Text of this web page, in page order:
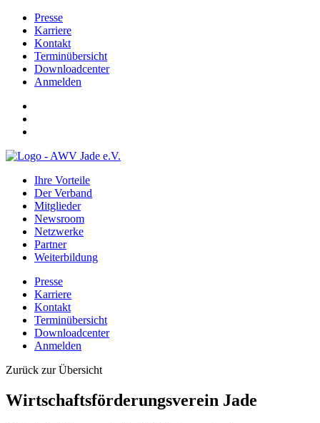
Presse
Karriere
Kontakt
Terminübersicht
Downloadcenter
Anmelden
Ihre Vorteile
Der Verband
Mitglieder
Newsroom
Netzwerke
Partner
Weiterbildung
Presse
Karriere
Kontakt
Terminübersicht
Downloadcenter
Anmelden
Zurück zur Übersicht
Wirtschaftsförderungsverein Jade